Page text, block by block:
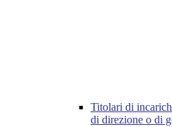
Titolari di
di direzione o di